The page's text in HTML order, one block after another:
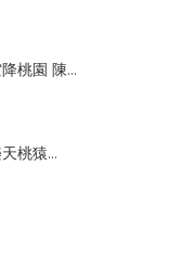
桃園 陳...
桃猿...